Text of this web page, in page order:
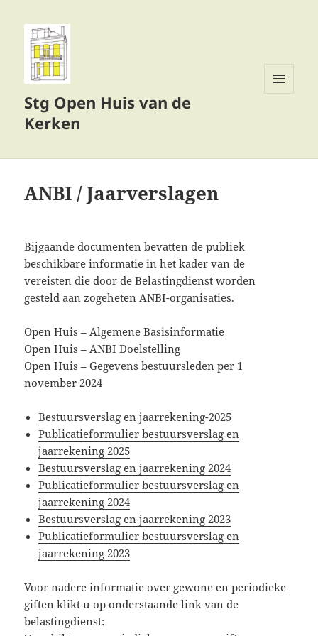
Stg Open Huis van de
Kerken
ANBI / Jaarverslagen
Bijgaande documenten bevatten de publiek
beschikbare informatie in het kader van de
vereisten die door de Belastingdienst worden
gesteld aan zogeheten ANBI-organisaties.
Open Huis – Algemene Basisinformatie
Open Huis – ANBI Doelstelling
Open Huis – Gegevens bestuursleden per 1
november 2024
Bestuursverslag en jaarrekening-2025
Publicatieformulier bestuursverslag en
jaarrekening 2025
Bestuursverslag en jaarrekening 2024
Publicatieformulier bestuursverslag en
jaarrekening 2024
Bestuursverslag en jaarrekening 2023
Publicatieformulier bestuursverslag en
jaarrekening 2023
Voor nadere informatie over gewone en periodieke
giften klikt u op onderstaande link van de
belastingdienst: